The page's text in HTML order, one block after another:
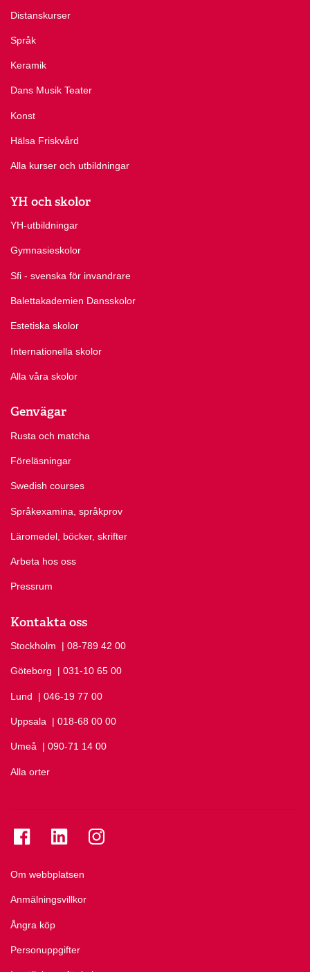
Distanskurser
Språk
Keramik
Dans Musik Teater
Konst
Hälsa Friskvård
Alla kurser och utbildningar
YH och skolor
YH-utbildningar
Gymnasieskolor
Sfi - svenska för invandrare
Balettakademien Dansskolor
Estetiska skolor
Internationella skolor
Alla våra skolor
Genvägar
Rusta och matcha
Föreläsningar
Swedish courses
Språkexamina, språkprov
Läromedel, böcker, skrifter
Arbeta hos oss
Pressrum
Kontakta oss
Stockholm Ring Stockholm på
| 08-789 42 00
Göteborg Ring Göteborg på
| 031-10 65 00
Lund Ring Lund på
| 046-19 77 00
Uppsala Ring Uppsala på
| 018-68 00 00
Umeå Ring Umeå på
| 090-71 14 00
Alla orter
Om webbplatsen
Anmälningsvillkor
Ångra köp
Personuppgifter
Se folkuniversitetet på Facebook
Se folkuniversitetet på LinkedIn